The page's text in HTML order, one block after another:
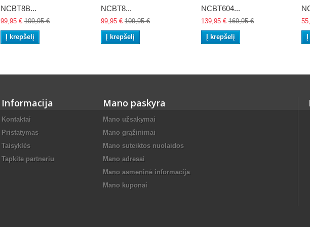
NCBT8B...
99,95 € 109,95 €
Į krepšelį
NCBT8...
99,95 € 109,95 €
Į krepšelį
NCBT604...
139,95 € 169,95 €
Į krepšelį
Informacija
Kontaktai
Pristatymas
Taisyklės
Tapkite partneriu
Mano paskyra
Mano užsakymai
Mano grąžinimai
Mano suteiktos nuolaidos
Mano adresai
Mano asmeninė informacija
Mano kuponai